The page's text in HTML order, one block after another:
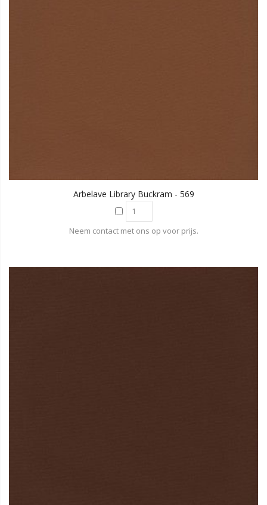
Arbelave Library Buckram - 569
Neem contact met ons op voor prijs.